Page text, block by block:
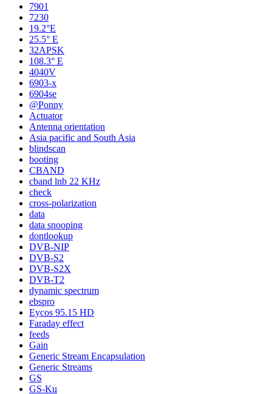
7901
7230
19.2°E
25.5° E
32APSK
108.3° E
4040V
6903-x
6904se
@Ponny
Actuator
Antenna orientation
Asia pacific and South Asia
blindscan
booting
CBAND
cband lnb 22 KHz
check
cross-polarization
data
data snooping
dontlookup
DVB-NIP
DVB-S2
DVB-S2X
DVB-T2
dynamic spectrum
ebspro
Eycos 95.15 HD
Faraday effect
feeds
Gain
Generic Stream Encapsulation
Generic Streams
GS
GS-Ku